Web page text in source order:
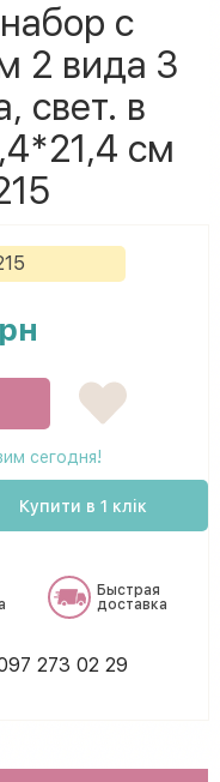
с
2 вида 3
свет. в
см
сегодня!
Купити в 1 клік
Быстрая
доставка
273 02 29